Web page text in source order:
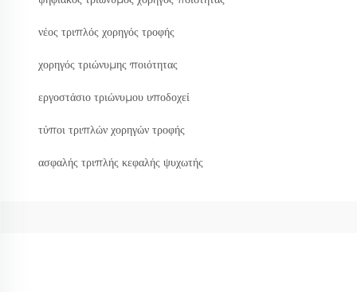
νέος τριπλός χορηγός τροφής
χορηγός τριώνυμης ποιότητας
εργοστάσιο τριώνυμου υποδοχεί
τύποι τριπλών χορηγών τροφής
ασφαλής τριπλής κεφαλής ψυχωτής